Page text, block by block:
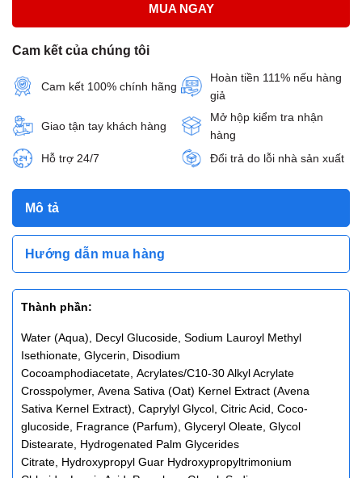
MUA NGAY
Cam kết của chúng tôi
Cam kết 100% chính hãng
Hoàn tiền 111% nếu hàng
giả
Giao tận tay khách hàng
Mở hộp kiểm tra nhận
hàng
Hỗ trợ 24/7
Đổi trả do lỗi nhà sản xuất
Mô tả
Hướng dẫn mua hàng
Thành phần:
Water (Aqua), Decyl Glucoside, Sodium Lauroyl Methyl
Isethionate, Glycerin, Disodium
Cocoamphodiacetate, Acrylates/C10-30 Alkyl Acrylate
Crosspolymer, Avena Sativa (Oat) Kernel Extract (Avena
Sativa Kernel Extract), Caprylyl Glycol, Citric Acid, Coco-
glucoside, Fragrance (Parfum), Glyceryl Oleate, Glycol
Distearate, Hydrogenated Palm Glycerides
Citrate, Hydroxypropyl Guar Hydroxypropyltrimonium